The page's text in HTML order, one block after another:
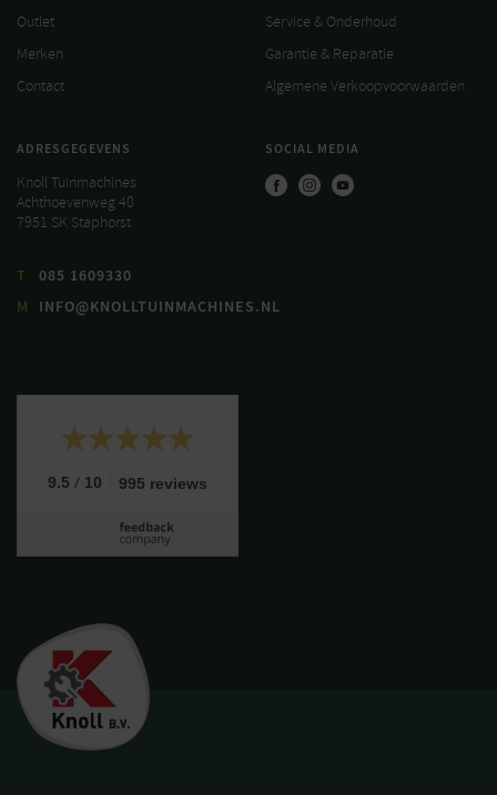
Outlet
Merken
Contact
Service & Onderhoud
Garantie & Reparatie
Algemene Verkoopvoorwaarden
ADRESGEGEVENS
Knoll Tuinmachines
Achthoevenweg 40
7951 SK Staphorst
T
085 1609330
M
INFO@KNOLLTUINMACHINES.NL
SOCIAL MEDIA
9.5 / 10 995 reviews